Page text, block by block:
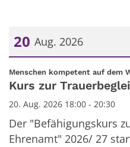
20 Aug. 2026
Datum: 20. August 2026
Menschen kompetent auf dem
Kurs zur
20. Aug. 2026 18:00 - 20:30
Der "Befähigungskurs
Ehrenamt" 2026/ 27